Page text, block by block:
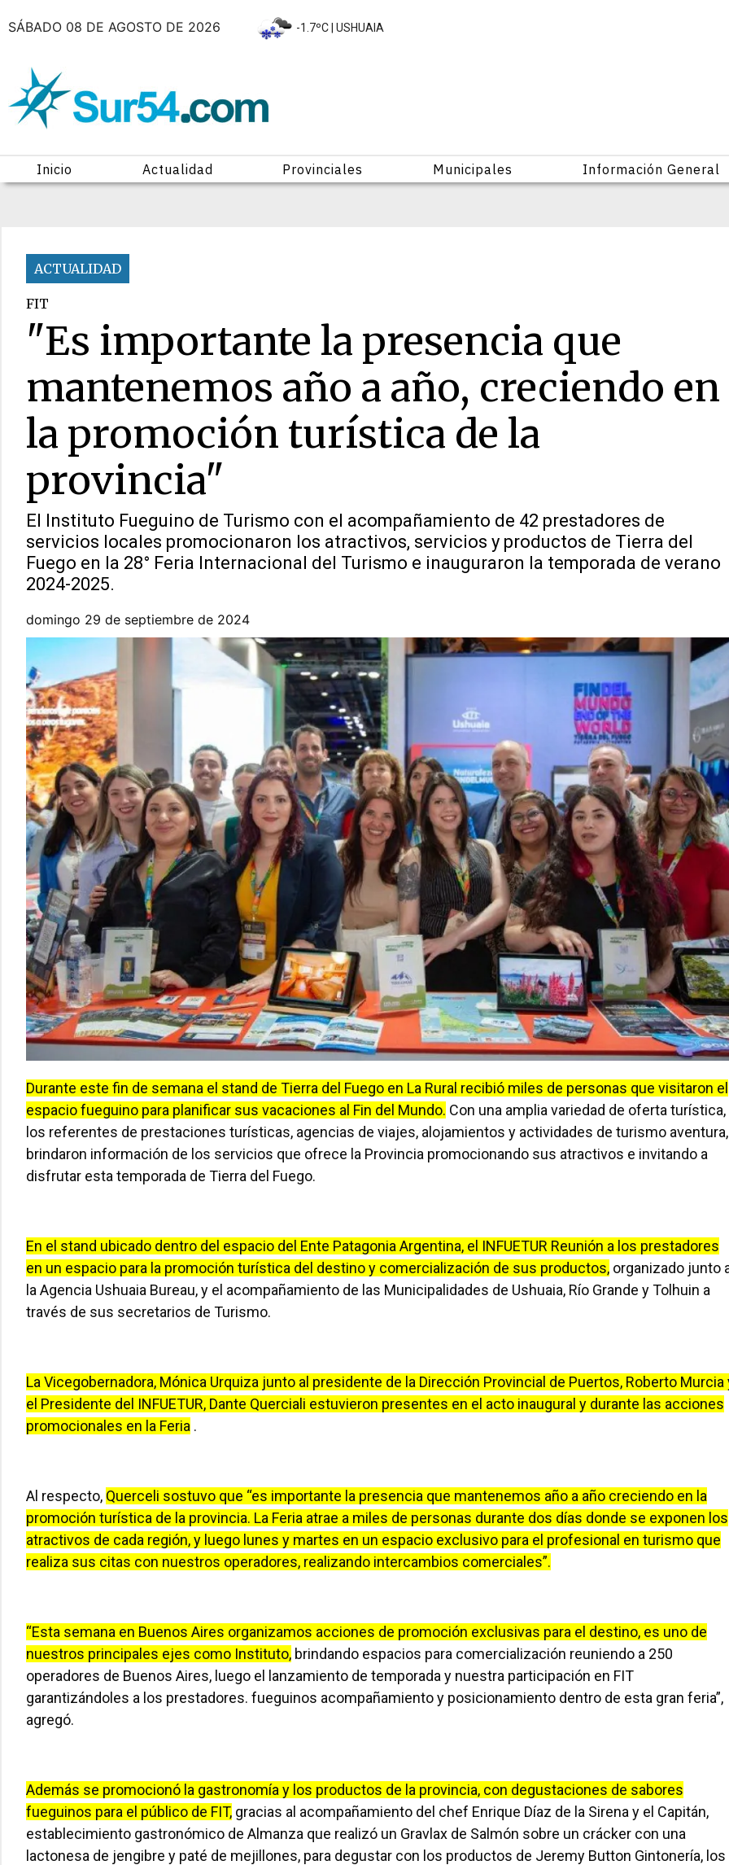
SÁBADO 08 DE AGOSTO DE 2026 -1.7ºC | USHUAIA
Inicio Actualidad Provinciales Municipales Información General
ACTUALIDAD
FIT
"Es importante la presencia que
mantenemos año a año, creciendo en
la promoción turística de la
provincia"
El Instituto Fueguino de Turismo con el acompañamiento de 42 prestadores de
servicios locales promocionaron los atractivos, servicios y productos de Tierra del
Fuego en la 28° Feria Internacional del Turismo e inauguraron la temporada de verano
2024-2025.
domingo 29 de septiembre de 2024
Durante este fin de semana el stand de Tierra del Fuego en La Rural recibió miles de personas que visitaron el
espacio fueguino para planificar sus vacaciones al Fin del Mundo. Con una amplia variedad de oferta turística,
los referentes de prestaciones turísticas, agencias de viajes, alojamientos y actividades de turismo aventura,
brindaron información de los servicios que ofrece la Provincia promocionando sus atractivos e invitando a
disfrutar esta temporada de Tierra del Fuego.
En el stand ubicado dentro del espacio del Ente Patagonia Argentina, el INFUETUR Reunión a los prestadores
en un espacio para la promoción turística del destino y comercialización de sus productos, organizado junto
la Agencia Ushuaia Bureau, y el acompañamiento de las Municipalidades de Ushuaia, Río Grande y Tolhuin a
través de sus secretarios de Turismo.
La Vicegobernadora, Mónica Urquiza junto al presidente de la Dirección Provincial de Puertos, Roberto Murcia
el Presidente del INFUETUR, Dante Querciali estuvieron presentes en el acto inaugural y durante las acciones
promocionales en la Feria .
Al respecto, Querceli sostuvo que “es importante la presencia que mantenemos año a año creciendo en la
promoción turística de la provincia. La Feria atrae a miles de personas durante dos días donde se exponen los
atractivos de cada región, y luego lunes y martes en un espacio exclusivo para el profesional en turismo que
realiza sus citas con nuestros operadores, realizando intercambios comerciales”.
“Esta semana en Buenos Aires organizamos acciones de promoción exclusivas para el destino, es uno de
nuestros principales ejes como Instituto, brindando espacios para comercialización reuniendo a 250
operadores de Buenos Aires, luego el lanzamiento de temporada y nuestra participación en FIT
garantizándoles a los prestadores. fueguinos acompañamiento y posicionamiento dentro de esta gran feria”,
agregó.
Además se promocionó la gastronomía y los productos de la provincia, con degustaciones de sabores
fueguinos para el público de FIT, gracias al acompañamiento del chef Enrique Díaz de la Sirena y el Capitán,
establecimiento gastronómico de Almanza que realizó un Gravlax de Salmón sobre un crácker con una
lactonesa de jengibre y paté de mejillones, para degustar con los productos de Jeremy Button Gintonería, los